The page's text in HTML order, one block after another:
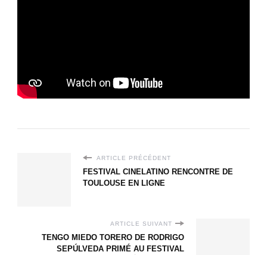
ARTICLE PRÉCÉDENT
FESTIVAL CINELATINO RENCONTRE DE
TOULOUSE EN LIGNE
ARTICLE SUIVANT
TENGO MIEDO TORERO DE RODRIGO
SEPÚLVEDA PRIMÉ AU FESTIVAL